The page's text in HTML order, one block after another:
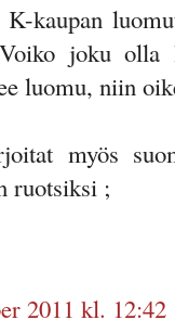
kaupan
joku olla
luomu, niin
myös
ruotsiksi ;
2011 kl. 12:42